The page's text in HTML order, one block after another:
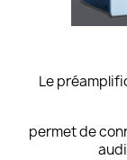
Le
permet de